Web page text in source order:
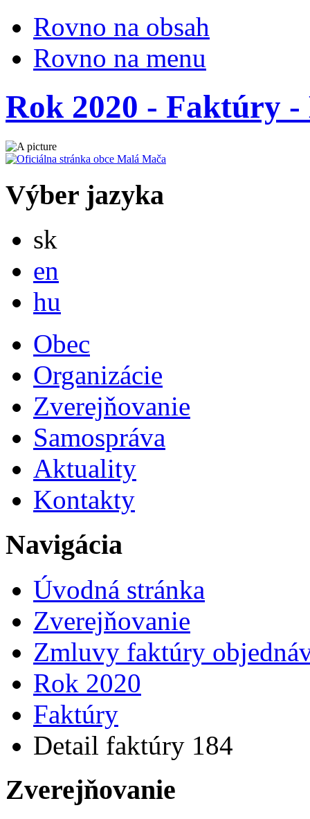
Rovno na obsah
Rovno na menu
Rok 2020 - Faktúry
Výber jazyka
sk
en
hu
Obec
Organizácie
Zverejňovanie
Samospráva
Aktuality
Kontakty
Navigácia
Úvodná stránka
Zverejňovanie
Zmluvy faktúry
Rok 2020
Faktúry
Detail faktúry 184
Zverejňovanie